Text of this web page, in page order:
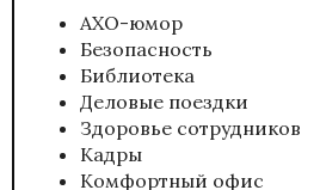
АХО-юмор
Безопасность
Библиотека
Деловые поездки
Здоровье сотрудников
Кадры
Комфортный офис